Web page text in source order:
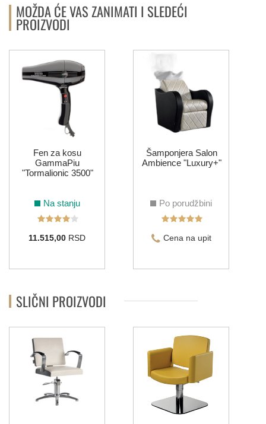
MOŽDA ĆE VAS ZANIMATI I SLEDEĆI
PROIZVODI
Fen za kosu
GammaPiu
"Tormalionic 3500"
Na stanju
11.515,00 RSD
Šamponjera Salon
Ambience "Luxury+"
Po porudžbini
Cena na upit
SLIČNI PROIZVODI